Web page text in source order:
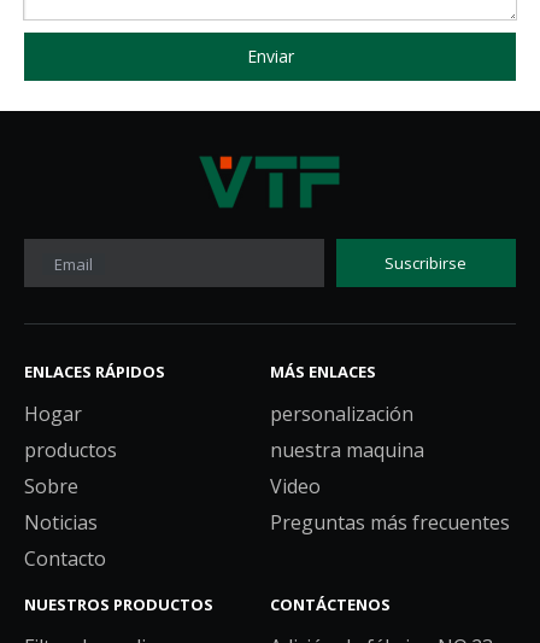
Enviar
Email Suscribirse
ENLACES RÁPIDOS
Hogar
productos
Sobre
Noticias
Contacto
MÁS ENLACES
personalización
nuestra maquina
Video
Preguntas más frecuentes
NUESTROS PRODUCTOS CONTÁCTENOS